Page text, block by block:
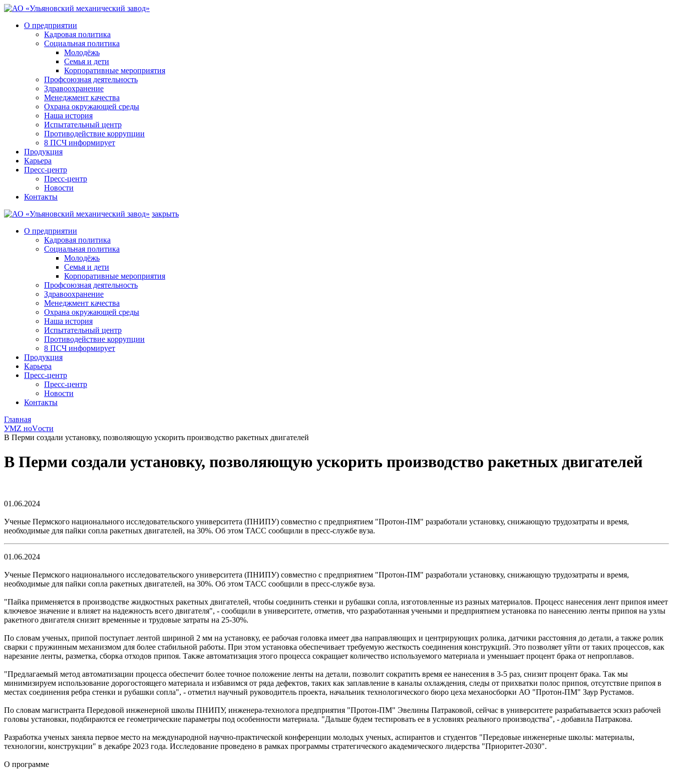
О предприятии
Кадровая политика
Социальная политика
Молодёжь
Семья и дети
Корпоративные мероприятия
Профсоюзная деятельность
Здравоохранение
Менеджмент качества
Охрана окружающей среды
Наша история
Испытательный центр
Противодействие коррупции
8 ПСЧ информирует
Продукция
Карьера
Пресс-центр
Пресс-центр
Новости
Контакты
закрыть
О предприятии
Кадровая политика
Социальная политика
Молодёжь
Семья и дети
Корпоративные мероприятия
Профсоюзная деятельность
Здравоохранение
Менеджмент качества
Охрана окружающей среды
Наша история
Испытательный центр
Противодействие коррупции
8 ПСЧ информирует
Продукция
Карьера
Пресс-центр
Пресс-центр
Новости
Контакты
Главная
УМZ ноVости
В Перми создали установку, позволяющую ускорить производство ракетных двигателей
В Перми создали установку, позволяющую ускорить производство ракетных двигателей
01.06.2024
Ученые Пермского национального исследовательского университета (ПНИПУ) совместно с предприятием "Протон-ПМ" разработали установку, снижающую трудозатраты и время,
необходимые для пайки сопла ракетных двигателей, на 30%. Об этом ТАСС сообщили в пресс-службе вуза.
01.06.2024
Ученые Пермского национального исследовательского университета (ПНИПУ) совместно с предприятием "Протон-ПМ" разработали установку, снижающую трудозатраты и время,
необходимые для пайки сопла ракетных двигателей, на 30%. Об этом ТАСС сообщили в пресс-службе вуза.
"Пайка применяется в производстве жидкостных ракетных двигателей, чтобы соединить стенки и рубашки сопла, изготовленные из разных материалов. Процесс нанесения лент припоя имеет
ключевое значение и влияет на надежность всего двигателя", - сообщили в университете, отметив, что разработанная учеными и предприятием установка по нанесению ленты припоя на узлы
ракетного двигателя снизит временные и трудовые затраты на 25-30%.
По словам ученых, припой поступает лентой шириной 2 мм на установку, ее рабочая головка имеет два направляющих и центрирующих ролика, датчики расстояния до детали, а также ролик
сварки с пружинным механизмом для более стабильной работы. При этом установка обеспечивает требуемую жесткость соединения конструкций. Это позволяет уйти от таких процессов, как
нарезание ленты, разметка, сборка отходов припоя. Также автоматизация этого процесса сокращает количество используемого материала и уменьшает процент брака от непроплавов.
"Предлагаемый метод автоматизации процесса обеспечит более точное положение ленты на детали, позволит сократить время ее нанесения в 3-5 раз, снизит процент брака. Так мы
минимизируем использование дорогостоящего материала и избавимся от ряда дефектов, таких как заплавление в каналы охлаждения, следы от прихватки полос припоя, отсутствие припоя в
местах соединения ребра стенки и рубашки сопла", - отметил научный руководитель проекта, начальник технологического бюро цеха механосборки АО "Протон-ПМ" Заур Рустамов.
По словам магистранта Передовой инженерной школы ПНИПУ, инженера-технолога предприятия "Протон-ПМ" Эвелины Патраковой, сейчас в университете разрабатывается эскиз рабочей
головы установки, подбираются ее геометрические параметры под особенности материала. "Дальше будем тестировать ее в условиях реального производства", - добавила Патракова.
Разработка ученых заняла первое место на международной научно-практической конференции молодых ученых, аспирантов и студентов "Передовые инженерные школы: материалы,
технологии, конструкции" в декабре 2023 года. Исследование проведено в рамках программы стратегического академического лидерства "Приоритет-2030".
О программе